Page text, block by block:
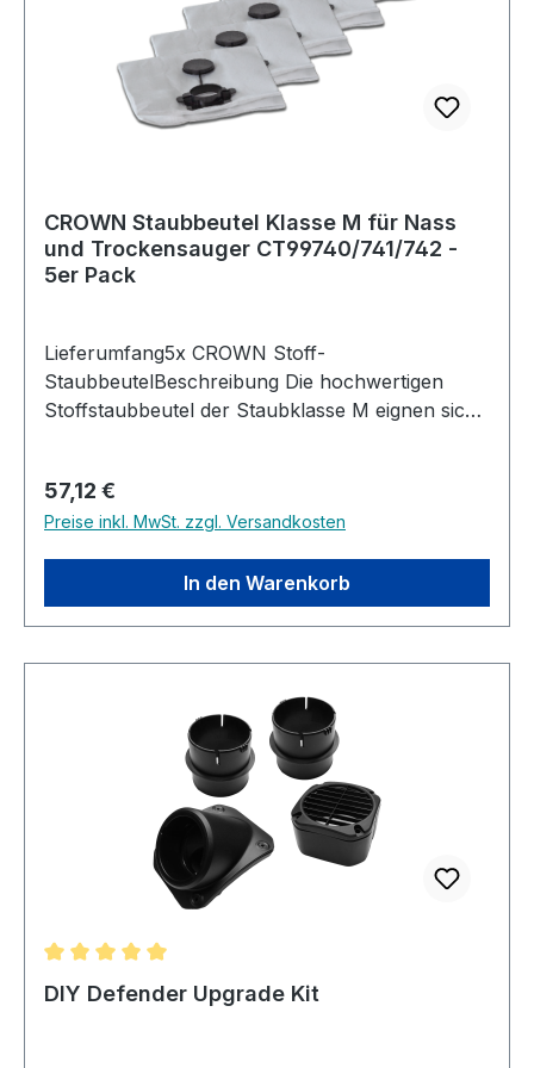
CROWN Staubbeutel Klasse M für Nass
und Trockensauger CT99740/741/742 -
5er Pack
Lieferumfang5x CROWN Stoff-
StaubbeutelBeschreibung Die hochwertigen
Stoffstaubbeutel der Staubklasse M eignen sich
Sie sorgen für eine starke Saugleistung und
unterstützen eine saubere, hygienische
Arbeitsumgebung. Der praktische 5er
Vorratspack bietet eine langlebige und
komfortable Lösung für den regelmäßigen
Technische DatenKompatibel mit: CROWN Nass
und Trockensauger CT99740/741/742
Regulärer Preis:
57,12 €
Preise inkl. MwSt. zzgl. Versandkosten
In den Warenkorb
Durchschnittliche Bewertung von 5 von 5 Sternen
DIY Defender Upgrade Kit